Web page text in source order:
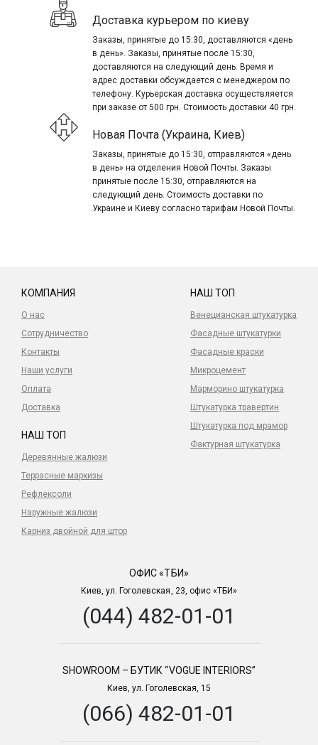
Доставка курьером по киеву
Заказы, принятые до 15:30, доставляются «день
в день». Заказы, принятые после 15:30,
доставляются на следующий день. Время и
адрес доставки обсуждается с менеджером по
телефону. Курьерская доставка осуществляется
при заказе от 500 грн. Стоимость доставки 40 грн.
Новая Почта (Украина, Киев)
Заказы, принятые до 15:30, отправляются «день
в день» на отделения Новой Почты. Заказы
принятые после 15:30, отправляются на
следующий день. Стоимость доставки по
Украине и Киеву согласно тарифам Новой Почты.
КОМПАНИЯ
О нас
Сотрудничество
Контакты
Наши услуги
Оплата
Доставка
НАШ ТОП
Венецианская штукатурка
Фасадные штукатурки
Фасадные краски
Микроцемент
Марморино штукатурка
Штукатурка травертин
Штукатурка под мрамор
Фактурная штукатурка
НАШ ТОП
Деревянные жалюзи
Террасные маркизы
Рефлексоли
Наружные жалюзи
Карниз двойной для штор
ОФИС «ТБИ»
Киев, ул. Гоголевская, 23, офис «ТБИ»
(044) 482-01-01
SHOWROOM – БУТИК “VOGUE INTERIORS”
Киев, ул. Гоголевская, 15
(066) 482-01-01